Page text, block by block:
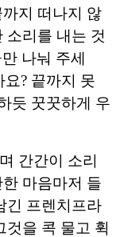
지 떠나지 않
소리를 내는 것
나눠 주세
? 끝까지 못
듯 꿋꿋하게 우
간간이 소리
마음마저 들
긴 프렌치프라
것을 콕 물고 휙